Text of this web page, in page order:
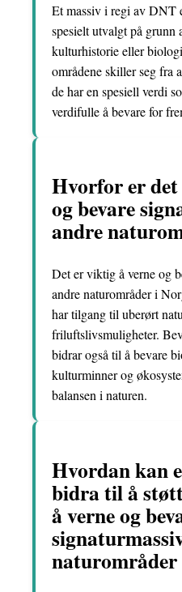
Et massiv i regi av DNT
spesielt utvalgt på grunn
kulturhistorie eller
områdene skiller seg fra
de har en spesiell verdi
verdifulle å bevare for
Hvorfor er
og bevare
andre
Det er viktig å verne og
andre naturområder i
har tilgang til uberørt
friluftslivsmuligheter.
bidrar også til å bevare
kulturminner og
balansen i naturen.
Hvordan kan
bidra til å
å verne og
naturområder